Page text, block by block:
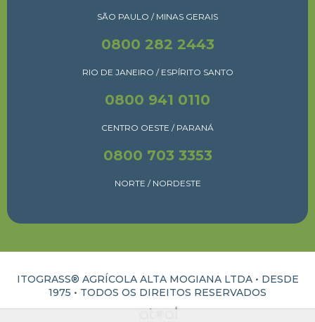
SÃO PAULO / MINAS GERAIS
0800 282 2443
RIO DE JANEIRO / ESPÍRITO SANTO
0800 941 0110
CENTRO OESTE / PARANÁ
0800 703 3353
NORTE / NORDESTE
ITOGRASS® AGRÍCOLA ALTA MOGIANA LTDA • DESDE
1975 • TODOS OS DIREITOS RESERVADOS